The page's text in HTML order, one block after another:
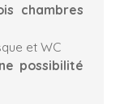
chambres
et WC
possibilité